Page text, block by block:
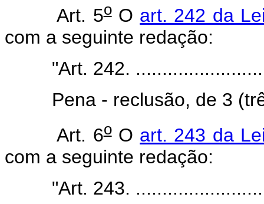
Art. 5oO art. 242 da
com a seguinte redação:
"Art. 242.
Pena - reclusão, de 3
Art. 6oO art. 243 da
com a seguinte redação:
"Art. 243.